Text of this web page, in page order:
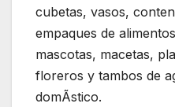
cubetas, vasos,
empaques de
mascotas, macetas,
floreros y tambos de
domÃstico.